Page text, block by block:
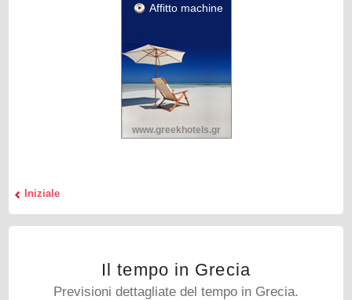
Affitto machine
www.greekhotels.gr
Iniziale
Il tempo in Grecia
Previsioni dettagliate del tempo in Grecia.